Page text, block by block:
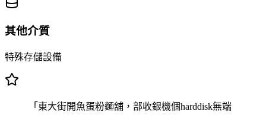
其他介質
特殊存儲設備
「東大街開魚蛋粉麵舖，部收銀機個harddisk無端